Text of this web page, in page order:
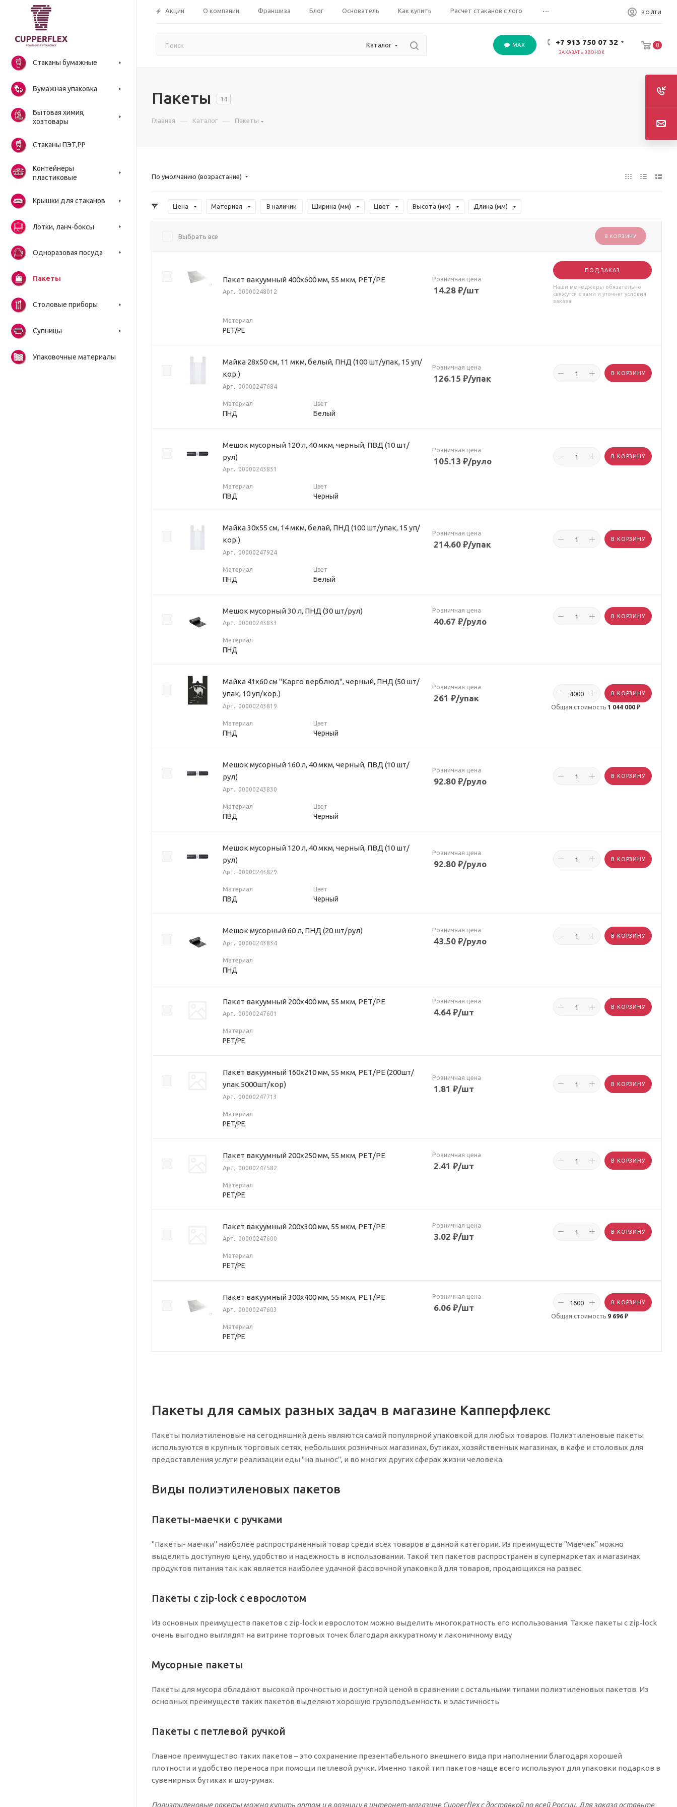
Акции О компании Франшиза Блог Основатель Как купить Расчет стаканов с лого ... ВОЙТИ
Каталог MAX +7 913 750 07 32
ЗАКАЗАТЬ ЗВОНОК
0
Стаканы бумажные
Бумажная упаковка
Бытовая химия,
хозтовары
Стаканы ПЭТ,РР
Контейнеры
пластиковые
Крышки для стаканов
Лотки, ланч-боксы
Одноразовая посуда
Пакеты
Столовые приборы
Супницы
Упаковочные материалы
Пакеты 14
Главная — Каталог — Пакеты
По умолчанию (возрастание)
Цена Материал В наличии Ширина (мм) Цвет Высота (мм) Длина (мм)
Выбрать все В КОРЗИНУ
Пакет вакуумный 400х600 мм, 55 мкм, РЕТ/РЕ
Арт.: 00000248012
Розничная цена
14.28 ₽/шт
ПОД ЗАКАЗ
Наши менеджеры обязательно
свяжутся с вами и уточнят условия
заказа
Материал
PET/PE
Майка 28х50 см, 11 мкм, белый, ПНД (100 шт/упак, 15 уп/
кор.)
Арт.: 00000247684
Розничная цена
126.15 ₽/упак
В КОРЗИНУ
Материал
ПНД
Цвет
Белый
Мешок мусорный 120 л, 40 мкм, черный, ПВД (10 шт/
рул)
Арт.: 00000243831
Розничная цена
105.13 ₽/руло
В КОРЗИНУ
Материал
ПВД
Цвет
Черный
Майка 30х55 см, 14 мкм, белай, ПНД (100 шт/упак, 15 уп/
кор.)
Арт.: 00000247924
Розничная цена
214.60 ₽/упак
В КОРЗИНУ
Материал
ПНД
Цвет
Белый
Мешок мусорный 30 л, ПНД (30 шт/рул)
Арт.: 00000243833
Розничная цена
40.67 ₽/руло
В КОРЗИНУ
Материал
ПНД
Майка 41х60 см "Карго верблюд", черный, ПНД (50 шт/
упак, 10 уп/кор.)
Арт.: 00000243819
Розничная цена
261 ₽/упак
В КОРЗИНУ
Общая стоимость 1 044 000 ₽
Материал
ПНД
Цвет
Черный
Мешок мусорный 160 л, 40 мкм, черный, ПВД (10 шт/
рул)
Арт.: 00000243830
Розничная цена
92.80 ₽/руло
В КОРЗИНУ
Материал
ПВД
Цвет
Черный
Мешок мусорный 120 л, 40 мкм, черный, ПВД (10 шт/
рул)
Арт.: 00000243829
Розничная цена
92.80 ₽/руло
В КОРЗИНУ
Материал
ПВД
Цвет
Черный
Мешок мусорный 60 л, ПНД (20 шт/рул)
Арт.: 00000243834
Розничная цена
43.50 ₽/руло
В КОРЗИНУ
Материал
ПНД
Пакет вакуумный 200х400 мм, 55 мкм, РЕТ/РЕ
Арт.: 00000247601
Розничная цена
4.64 ₽/шт
В КОРЗИНУ
Материал
PET/PE
Пакет вакуумный 160х210 мм, 55 мкм, РЕТ/PE (200шт/
упак.5000шт/кор)
Арт.: 00000247713
Розничная цена
1.81 ₽/шт
В КОРЗИНУ
Материал
PET/PE
Пакет вакуумный 200х250 мм, 55 мкм, РЕТ/РЕ
Арт.: 00000247582
Розничная цена
2.41 ₽/шт
В КОРЗИНУ
Материал
PET/PE
Пакет вакуумный 200х300 мм, 55 мкм, РЕТ/РЕ
Арт.: 00000247600
Розничная цена
3.02 ₽/шт
В КОРЗИНУ
Материал
PET/PE
Пакет вакуумный 300х400 мм, 55 мкм, РЕТ/РЕ
Арт.: 00000247603
Розничная цена
6.06 ₽/шт
В КОРЗИНУ
Общая стоимость 9 696 ₽
Материал
PET/PE
Пакеты для самых разных задач в магазине Капперфлекс
Пакеты полиэтиленовые на сегодняшний день являются самой популярной упаковкой для любых товаров. Полиэтиленовые пакеты
используются в крупных торговых сетях, небольших розничных магазинах, бутиках, хозяйственных магазинах, в кафе и столовых для
предоставления услуги реализации еды "на вынос", и во многих других сферах жизни человека.
Виды полиэтиленовых пакетов
Пакеты-маечки с ручками
"Пакеты- маечки" наиболее распространенный товар среди всех товаров в данной категории. Из преимуществ "Маечек" можно
выделить доступную цену, удобство и надежность в использовании. Такой тип пакетов распространен в супермаркетах и магазинах
продуктов питания так как является наиболее удачной фасовочной упаковкой для товаров, продающихся на развес.
Пакеты с zip-lock с еврослотом
Из основных преимуществ пакетов с zip-lock и еврослотом можно выделить многократность его использования. Также пакеты с zip-lock
очень выгодно выглядят на витрине торговых точек благодаря аккуратному и лаконичному виду
Мусорные пакеты
Пакеты для мусора обладают высокой прочностью и доступной ценой в сравнении с остальными типами полиэтиленовых пакетов. Из
основных преимуществ таких пакетов выделяют хорошую грузоподъемность и эластичность
Пакеты с петлевой ручкой
Главное преимущество таких пакетов – это сохранение презентабельного внешнего вида при наполнении благодаря хорошей
плотности и удобство переноса при помощи петлевой ручки. Именно такой тип пакетов чаще всего используют для упаковки подарков в
сувенирных бутиках и шоу-румах.
Полиэтиленовые пакеты можно купить оптом и в розницу в интернет-магазине Cupperflex с доставкой по всей России. Для заказа оставьте